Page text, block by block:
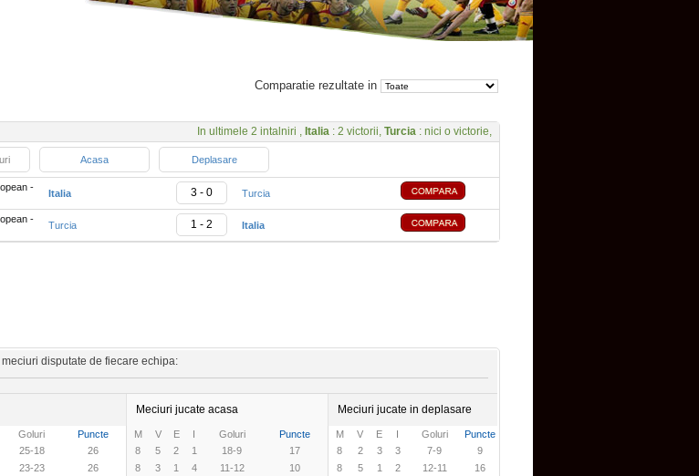
Comparatie rezultate in
In ultimele 2 intalniri , Italia : 2 victorii, Turcia : nici o victorie,
Acasa Deplasare
-
Italia 3 - 0 Turcia
-
Turcia 1 - 2 Italia
disputate de fiecare echipa:
Meciuri jucate acasa Meciuri jucate in deplasare
Goluri Puncte M V E I Goluri Puncte M V E I Goluri Puncte
25-18 26 8 5 2 1 18-9 17 8 2 3 3 7-9 9
23-23 26 8 3 1 4 11-12 10 8 5 1 2 12-11 16